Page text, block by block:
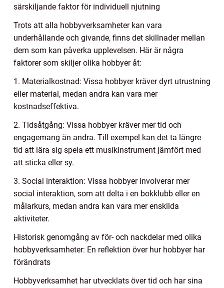
särskiljande faktor för individuell njutning
Trots att alla hobbyverksamheter kan vara
underhållande och givande, finns det skillnader mellan
dem som kan påverka upplevelsen. Här är några
faktorer som skiljer olika hobbyer åt:
1. Materialkostnad: Vissa hobbyer kräver dyrt utrustning
eller material, medan andra kan vara mer
kostnadseffektiva.
2. Tidsåtgång: Vissa hobbyer kräver mer tid och
engagemang än andra. Till exempel kan det ta längre
tid att lära sig spela ett musikinstrument jämfört med
att sticka eller sy.
3. Social interaktion: Vissa hobbyer involverar mer
social interaktion, som att delta i en bokklubb eller en
målarkurs, medan andra kan vara mer enskilda
aktiviteter.
Historisk genomgång av för- och nackdelar med olika
hobbyverksamheter: En reflektion över hur hobbyer har
förändrats
Hobbyverksamhet har utvecklats över tid och har sina